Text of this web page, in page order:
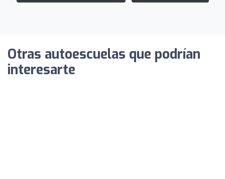
Otras autoescuelas que podrían
interesarte